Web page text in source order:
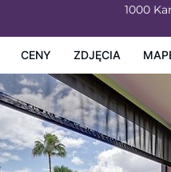
1000
CENY ZDJĘCIA